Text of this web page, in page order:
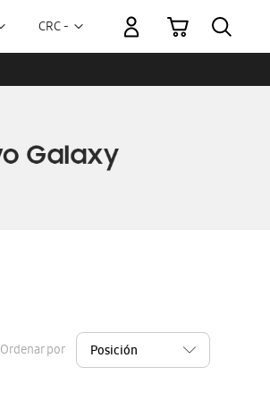
Moneda
CRC -
Mi carrito
Ordenar por